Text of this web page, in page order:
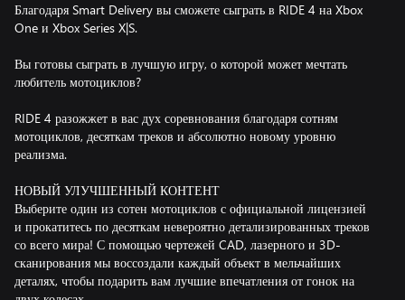
Благодаря Smart Delivery вы сможете сыграть в RIDE 4 на Xbox
One и Xbox Series X|S.
Вы готовы сыграть в лучшую игру, о которой может мечтать
любитель мотоциклов?
RIDE 4 разожжет в вас дух соревнования благодаря сотням
мотоциклов, десяткам треков и абсолютно новому уровню
реализма.
НОВЫЙ УЛУЧШЕННЫЙ КОНТЕНТ
Выберите один из сотен мотоциклов с официальной лицензией
и прокатитесь по десяткам невероятно детализированных треков
со всего мира! С помощью чертежей CAD, лазерного и 3D-
сканирования мы воссоздали каждый объект в мельчайших
деталях, чтобы подарить вам лучшие впечатления от гонок на